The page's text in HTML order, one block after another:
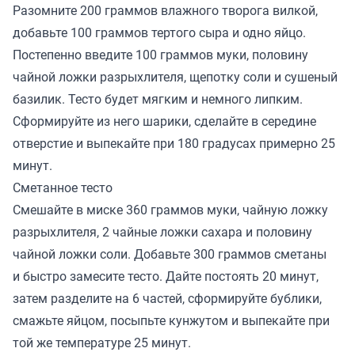
Разомните 200 граммов влажного творога вилкой,
добавьте 100 граммов тертого сыра и одно яйцо.
Постепенно введите 100 граммов муки, половину
чайной ложки разрыхлителя, щепотку соли и сушеный
базилик. Тесто будет мягким и немного липким.
Сформируйте из него шарики, сделайте в середине
отверстие и выпекайте при 180 градусах примерно 25
минут.
Сметанное тесто
Смешайте в миске 360 граммов муки, чайную ложку
разрыхлителя, 2 чайные ложки сахара и половину
чайной ложки соли. Добавьте 300 граммов сметаны
и быстро замесите тесто. Дайте постоять 20 минут,
затем разделите на 6 частей, сформируйте бублики,
смажьте яйцом, посыпьте кунжутом и выпекайте при
той же температуре 25 минут.